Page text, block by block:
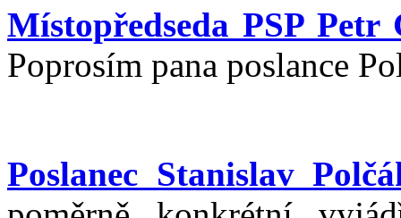
Místopředseda PSP Petr
Poprosím pana poslance
Poslanec Stanislav